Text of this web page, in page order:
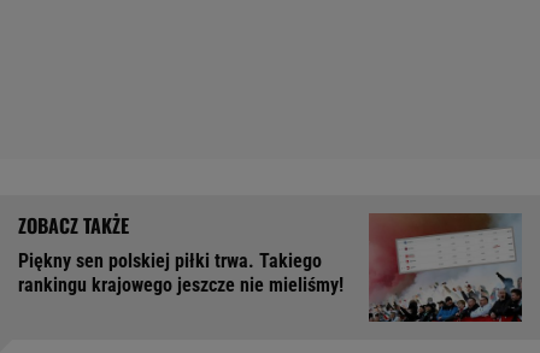
Piękny sen polskiej piłki trwa. Takiego
rankingu krajowego jeszcze nie mieliśmy!